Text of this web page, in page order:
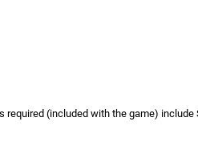
(included with the game) include